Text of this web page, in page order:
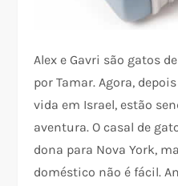
Alex e Gavri são gatos
por Tamar. Agora,
vida em Israel, estão
aventura. O casal de
dona para Nova York,
doméstico não é fácil.